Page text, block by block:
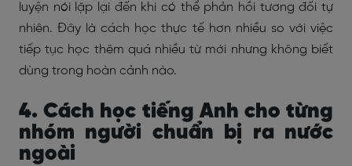
luyện nói lặp lại đến khi có thể phản hồi tương đối tự
nhiên. Đây là cách học thực tế hơn nhiều so với việc
tiếp tục học thêm quá nhiều từ mới nhưng không biết
dùng trong hoàn cảnh nào.
4. Cách học tiếng Anh cho từng
nhóm người chuẩn bị ra nước
ngoài